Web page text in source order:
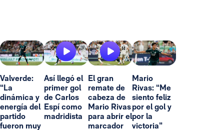
Valverde:
“La
dinámica y
energía del
partido
fueron muy
Así llegó el
primer gol
de Carlos
Espí como
madridista
El gran
remate de
cabeza de
Mario Rivas
para abrir el
marcador
Mario
Rivas: “Me
siento feliz
por el gol y
por la
victoria”